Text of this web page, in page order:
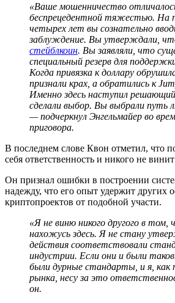
«Ваше мошенничество
беспрецедентной тяжестью. На
четырех лет вы сознательно
заблуждение. Вы утверждали,
стейблкоин. Вы заявляли, что
специальный резерв для
Когда привязка к доллару
признали крах, а обратились к
Именно здесь наступил
сделали выбор. Вы выбрали путь
— подчеркнул Энгельмайер во
приговора.
В последнем слове Квон отметил, что
себя ответственность и никого не
Он признал ошибки в построении
надежду, что его опыт удержит других
криптопроектов от подобной участи.
«Я не виню никого другого в том,
нахожусь здесь. Я не стану
действия соответствовали
индустрии. Если они и были
были дурные стандарты, и я, как
рынка, несу за это
он.